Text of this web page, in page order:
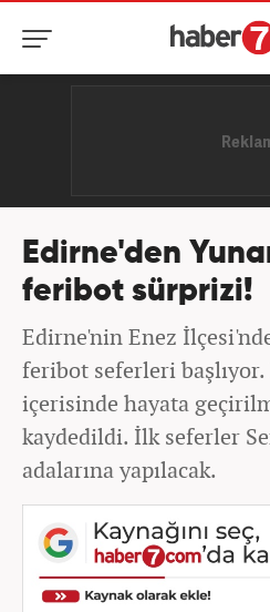
Edirne'den
feribot sürprizi!
Edirne'nin Enez
feribot seferleri
içerisinde hayata
kaydedildi. İlk seferler
adalarına yapılacak.